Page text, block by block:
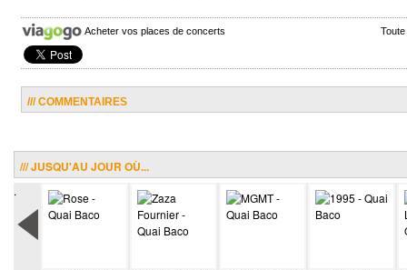
Acheter vos places de concerts
/// COMMENTAIRES
/// JUSQU'AU JOUR OÙ...
.